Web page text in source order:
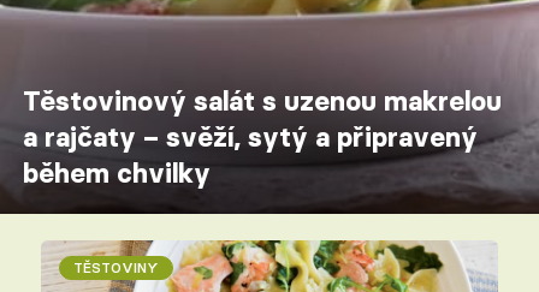
Těstovinový salát s uzenou makrelou
a rajčaty – svěží, sytý a připravený
během chvilky
TĚSTOVINY